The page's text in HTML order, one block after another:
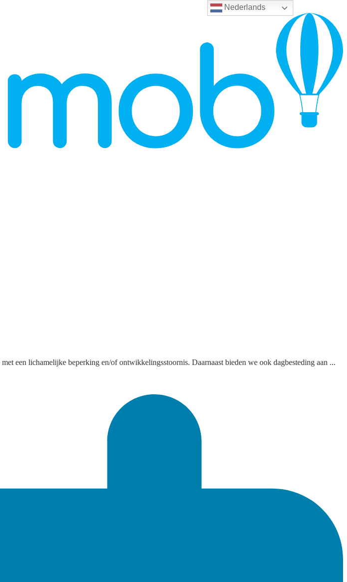
Nederlands
een lichamelijke beperking en/of ontwikkelingsstoornis. Daarnaast bieden we ook dagbesteding aan ...